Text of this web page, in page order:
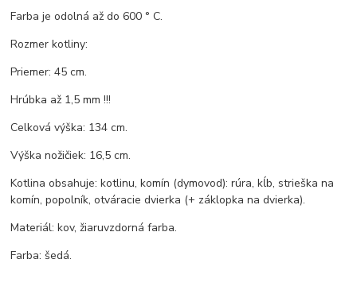
Farba je odolná až do 600 ° C.
Rozmer kotliny:
Priemer: 45 cm.
Hrúbka až 1,5 mm !!!
Celková výška: 134 cm.
Výška nožičiek: 16,5 cm.
Kotlina obsahuje: kotlinu, komín (dymovod): rúra, kĺb, strieška na
komín, popolník, otváracie dvierka (+ záklopka na dvierka).
Materiál: kov, žiaruvzdorná farba.
Farba: šedá.